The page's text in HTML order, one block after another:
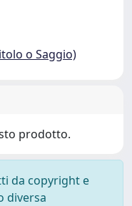
o Saggio)
prodotto.
da copyright e
diversa